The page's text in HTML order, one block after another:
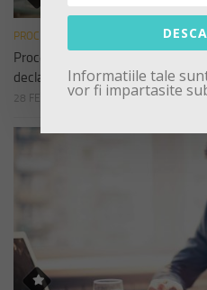
PROCEDURI
Procedura operationala privind
declaratiilor de avere si interese
28 FEBRUARIE 2023
Informatiile tale
vor fi impartasite